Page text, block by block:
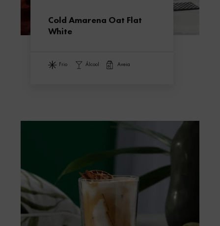
Cold Amarena Oat Flat
White
frio álcool aveia